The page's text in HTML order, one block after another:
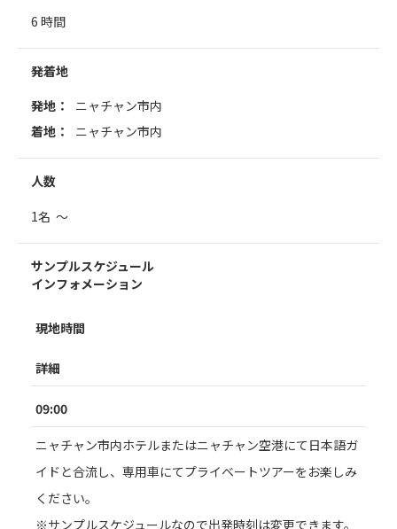
6 時間
発着地
発地：
ニャチャン市内
着地：
ニャチャン市内
人数
1名 ～
サンプルスケジュール
インフォメーション
現地時間
詳細
09:00
ニャチャン市内ホテルまたはニャチャン空港にて日本語ガ
イドと合流し、専用車にてプライベートツアーをお楽しみ
ください。
※サンプルスケジュールなので出発時刻は変更できます。